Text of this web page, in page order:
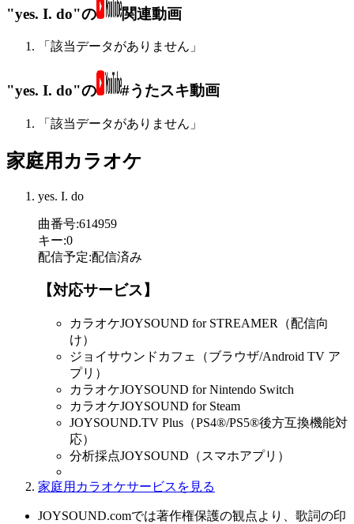
"yes. I. do"の 関連動画
「該当データがありません」
"yes. I. do"の #うたスキ動画
「該当データがありません」
家庭用カラオケ
yes. I. do
曲番号:614959
キー:0
配信予定:配信済み
【対応サービス】
カラオケJOYSOUND for STREAMER（配信向
け）
ジョイサウンドカフェ（ブラウザ/Android TV ア
プリ）
カラオケJOYSOUND for Nintendo Switch
カラオケJOYSOUND for Steam
JOYSOUND.TV Plus（PS4®/PS5®後方互換機能対
応）
分析採点JOYSOUND（スマホアプリ）
家庭用カラオケサービスを見る
JOYSOUND.comでは著作権保護の観点より、歌詞の印